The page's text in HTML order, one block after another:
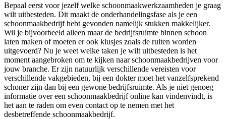
Bepaal eerst voor jezelf welke schoonmaakwerkzaamheden je graag
wilt uitbesteden. Dit maakt de onderhandelingsfase als je een
schoonmaakbedrijf hebt gevonden namelijk stukken makkelijker.
Wil je bijvoorbeeld alleen maar de bedrijfsruimte binnen schoon
laten maken of moeten er ook klusjes zoals de ruiten worden
uitgevoerd? Nu je weet welke taken je wilt uitbesteden is het
moment aangebroken om te kijken naar schoonmaakbedrijven voor
jouw branche. Er zijn natuurlijk verschillende vereisten voor
verschillende vakgebieden, bij een dokter moet het vanzelfsprekend
schoner zijn dan bij een gewone bedrijfsruimte. Als je niet genoeg
informatie over een schoonmaakbedrijf online kan vindenvindt, is
het aan te raden om even contact op te nemen met het
desbetreffende schoonmaakbedrijf.